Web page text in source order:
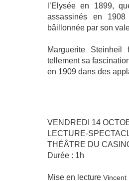
l’Elysée en 1899,
assassinés en
bâillonnée par son
Marguerite Steinheil
tellement sa
en 1909 dans des
VENDREDI 14
LECTURE-
THÉÂTRE DU
Durée : 1h
Mise en lecture Vincent